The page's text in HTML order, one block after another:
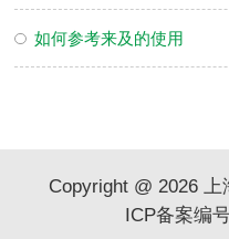
如何参考来及的使用
Copyright @ 2026
ICP备案编